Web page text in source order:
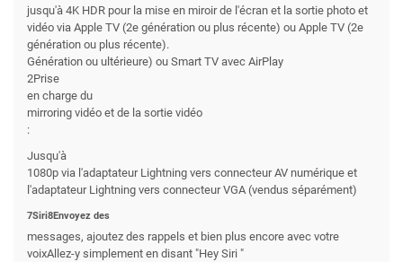
jusqu'à 4K HDR pour la mise en miroir de l'écran et la sortie photo et
vidéo via Apple TV (2e génération ou plus récente) ou Apple TV (2e
génération ou plus récente).
Génération ou ultérieure) ou Smart TV avec AirPlay
2Prise
en charge du
mirroring vidéo et de la sortie vidéo
:
Jusqu'à
1080p via l'adaptateur Lightning vers connecteur AV numérique et
l'adaptateur Lightning vers connecteur VGA (vendus séparément)
7Siri8Envoyez des
messages, ajoutez des rappels et bien plus encore avec votre
voixAllez-y simplement en disant "Hey Siri "